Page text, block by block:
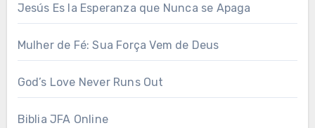
Jesús Es la Esperanza que Nunca se Apaga
Mulher de Fé: Sua Força Vem de Deus
God’s Love Never Runs Out
Biblia JFA Online